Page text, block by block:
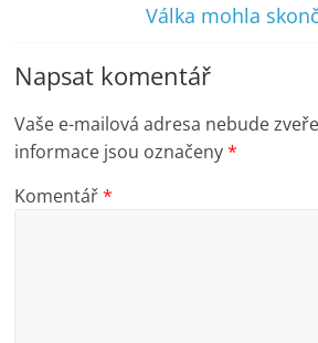
Válka mohla
Napsat komentář
Vaše e-mailová adresa nebude
informace jsou označeny*
Komentář*